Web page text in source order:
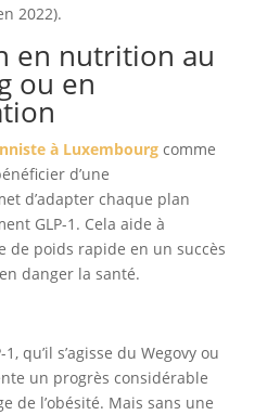
2022).
en nutrition au
ou en
à Luxembourgcomme
d’une
d’adapter chaque plan
GLP-1. Cela aide à
de poids rapide en un succès
danger la santé.
qu’il s’agisse du Wegovy ou
un progrès considérable
de l’obésité. Mais sans une